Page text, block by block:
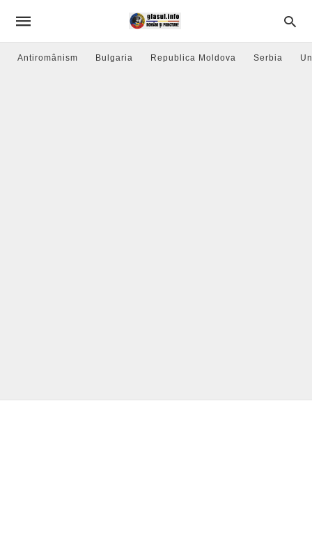
Antiromânism Bulgaria Republica Moldova Serbia